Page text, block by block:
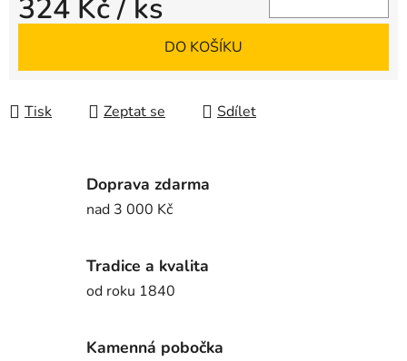
324 Kč/ ks
DO KOŠÍKU
Tisk Zeptat se Sdílet
Doprava zdarma
nad 3 000 Kč
Tradice a kvalita
od roku 1840
Kamenná pobočka